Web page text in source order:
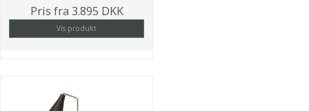
Pris fra 3.895 DKK
Vis produkt